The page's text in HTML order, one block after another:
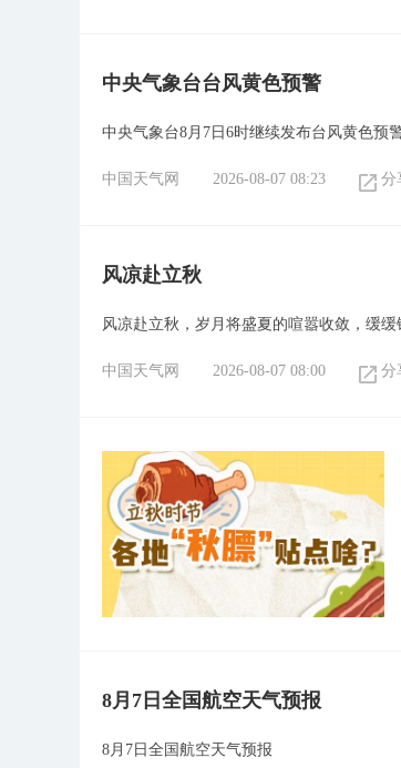
​中央气象台台风黄色预警
中央气象台8月7日6时继续发布台风黄色预
中国天气网 2026-08-07 08:23 分
风凉赴立秋
风凉赴立秋，岁月将盛夏的喧嚣收敛，缓缓
中国天气网 2026-08-07 08:00 分
8月7日全国航空天气预报
8月7日全国航空天气预报